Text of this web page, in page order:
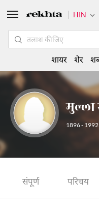
मुल्ला
1896 - 1992
संपूर्ण परिचय
HIN
शायर शेर